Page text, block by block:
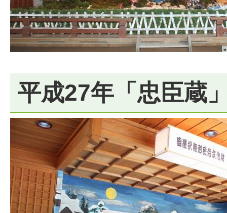
平成27年「忠臣蔵